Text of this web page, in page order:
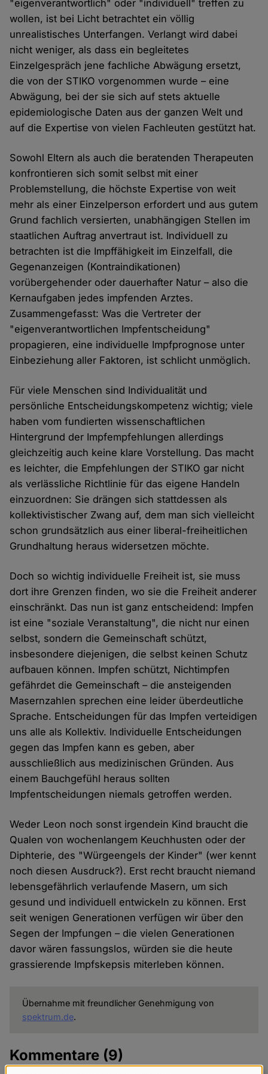
"eigenverantwortlich" oder "individuell" treffen zu
wollen, ist bei Licht betrachtet ein völlig
unrealistisches Unterfangen. Verlangt wird dabei
nicht weniger, als dass ein begleitetes
Einzelgespräch jene fachliche Abwägung ersetzt,
die von der STIKO vorgenommen wurde – eine
Abwägung, bei der sie sich auf stets aktuelle
epidemiologische Daten aus der ganzen Welt und
auf die Expertise von vielen Fachleuten gestützt hat.
Sowohl Eltern als auch die beratenden Therapeuten
konfrontieren sich somit selbst mit einer
Problemstellung, die höchste Expertise von weit
mehr als einer Einzelperson erfordert und aus gutem
Grund fachlich versierten, unabhängigen Stellen im
staatlichen Auftrag anvertraut ist. Individuell zu
betrachten ist die Impffähigkeit im Einzelfall, die
Gegenanzeigen (Kontraindikationen)
vorübergehender oder dauerhafter Natur – also die
Kernaufgaben jedes impfenden Arztes.
Zusammengefasst: Was die Vertreter der
"eigenverantwortlichen Impfentscheidung"
propagieren, eine individuelle Impfprognose unter
Einbeziehung aller Faktoren, ist schlicht unmöglich.
Für viele Menschen sind Individualität und
persönliche Entscheidungskompetenz wichtig; viele
haben vom fundierten wissenschaftlichen
Hintergrund der Impfempfehlungen allerdings
gleichzeitig auch keine klare Vorstellung. Das macht
es leichter, die Empfehlungen der STIKO gar nicht
als verlässliche Richtlinie für das eigene Handeln
einzuordnen: Sie drängen sich stattdessen als
kollektivistischer Zwang auf, dem man sich vielleicht
schon grundsätzlich aus einer liberal-freiheitlichen
Grundhaltung heraus widersetzen möchte.
Doch so wichtig individuelle Freiheit ist, sie muss
dort ihre Grenzen finden, wo sie die Freiheit anderer
einschränkt. Das nun ist ganz entscheidend: Impfen
ist eine "soziale Veranstaltung", die nicht nur einen
selbst, sondern die Gemeinschaft schützt,
insbesondere diejenigen, die selbst keinen Schutz
aufbauen können. Impfen schützt, Nichtimpfen
gefährdet die Gemeinschaft – die ansteigenden
Masernzahlen sprechen eine leider überdeutliche
Sprache. Entscheidungen für das Impfen verteidigen
uns alle als Kollektiv. Individuelle Entscheidungen
gegen das Impfen kann es geben, aber
ausschließlich aus medizinischen Gründen. Aus
einem Bauchgefühl heraus sollten
Impfentscheidungen niemals getroffen werden.
Weder Leon noch sonst irgendein Kind braucht die
Qualen von wochenlangem Keuchhusten oder der
Diphterie, des "Würgeengels der Kinder" (wer kennt
noch diesen Ausdruck?). Erst recht braucht niemand
lebensgefährlich verlaufende Masern, um sich
gesund und individuell entwickeln zu können. Erst
seit wenigen Generationen verfügen wir über den
Segen der Impfungen – die vielen Generationen
davor wären fassungslos, würden sie die heute
grassierende Impfskepsis miterleben können.
Übernahme mit freundlicher Genehmigung von
spektrum.de.
Kommentare (9)